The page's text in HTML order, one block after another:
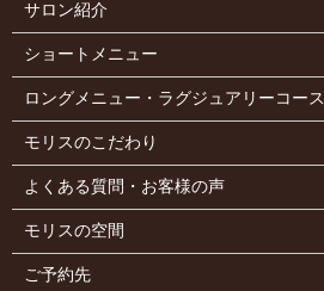
サロン紹介
ショートメニュー
ロングメニュー・ラグジュアリーコース
モリスのこだわり
よくある質問・お客様の声
モリスの空間
ご予約先